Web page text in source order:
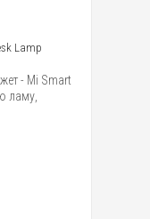
Lamp
- Mi Smart
ламу,